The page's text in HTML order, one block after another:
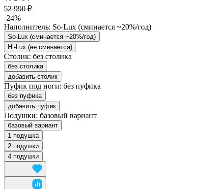
52 990 ₽
-24%
Наполнитель: So-Lux (cминается ~20%/год)
So-Lux (cминается ~20%/год)
Hi-Lux (не сминается)
Столик: без столика
без столика
добавить столик
Пуфик под ноги: без пуфика
без пуфика
добавить пуфик
Подушки: базовый вариант
базовый вариант
1 подушка
2 подушки
4 подушки